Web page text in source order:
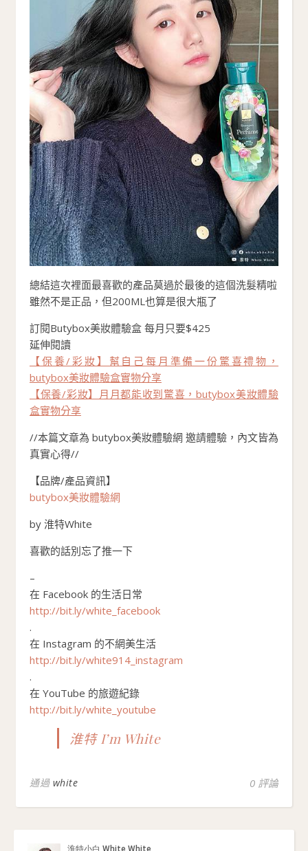
總結這次裡面最喜歡的產品莫過於最後的這個洗髮精啦
雖然不是正品，但200ML也算是很大瓶了
訂閱Butybox美妝體驗盒 每月只要$425
延伸閱讀
【保養/彩妝】幫自己每月準備一份驚喜禮物，
butybox美妝體驗盒實物分享
【保養/彩妝】月月都能收到驚喜，butybox美妝體驗
盒實物分享
//本篇文章為 butybox美妝體驗網 邀請體驗，內文皆為
真實心得//
【品牌/產品資訊】
butybox美妝體驗網
by 淮特White
喜歡的話別忘了推一下
–
在 Facebook 的生活日常
http://bit.ly/white_facebook
.
在 Instagram 的不網美生活
http://bit.ly/white914_instagram
.
在 YouTube 的旅遊紀錄
http://bit.ly/white_youtube
淮特 I’m White
通過 white 0 評論